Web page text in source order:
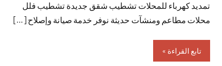
تمديد كهرباء للمحلات تشطيب شقق جديدة تشطيب فلل
محلات مطاعم ومنشآت حديثة نوفر خدمة صيانة وإصلاح […]
تابع القراءة